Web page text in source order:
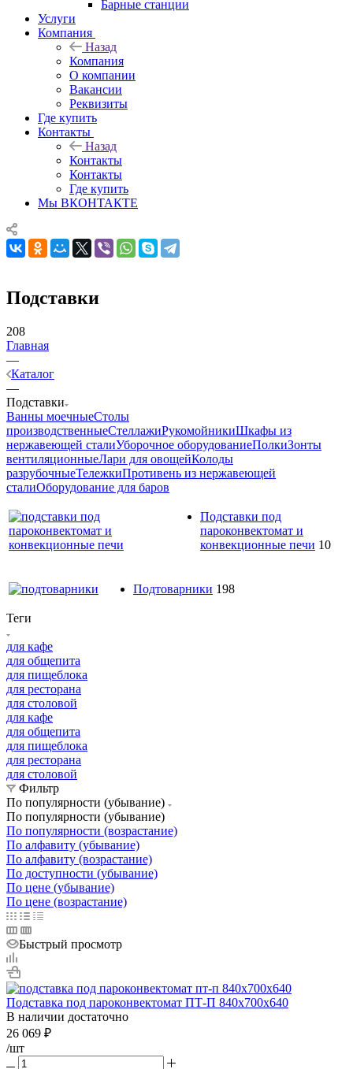
Барные станции
Услуги
Компания
Назад
Компания
О компании
Вакансии
Реквизиты
Где купить
Контакты
Назад
Контакты
Контакты
Где купить
Мы ВКОНТАКТЕ
Подставки
208
Главная
—
Каталог
—
Подставки
Ванны моечныеСтолы
производственныеСтеллажиРукомойникиШкафы из
нержавеющей сталиУборочное оборудованиеПолкиЗонты
вентиляционныеЛари для овощейКолоды
разрубочныеТележкиПротивень из нержавеющей
сталиОборудование для баров
Подставки под
пароконвектомат и
конвекционные печи 10
Подтоварники 198
Теги
для кафе
для общепита
для пищеблока
для ресторана
для столовой
для кафе
для общепита
для пищеблока
для ресторана
для столовой
Фильтр
По популярности (убывание)
По популярности (убывание)
По популярности (возрастание)
По алфавиту (убывание)
По алфавиту (возрастание)
По доступности (убывание)
По цене (убывание)
По цене (возрастание)
Быстрый просмотр
Подставка под пароконвектомат ПТ-П 840х700х640
В наличии достаточно
26 069 ₽
/шт